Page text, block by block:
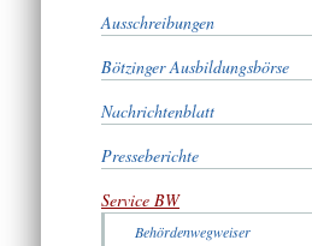
Ausschreibungen
Bötzinger Ausbildungsbörse
Nachrichtenblatt
Presseberichte
Service BW
Behördenwegweiser